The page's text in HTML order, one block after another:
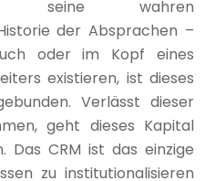
seine wahren
der Absprachen –
oder im Kopf eines
existieren, ist dieses
Verlässt dieser
geht dieses Kapital
Das CRM ist das einzige
zu institutionalisieren